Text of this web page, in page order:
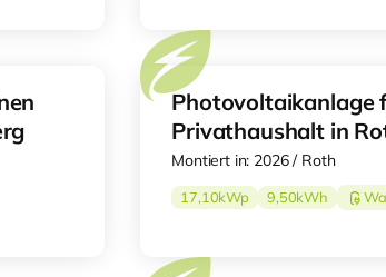
Photovoltaikanlage
Privathaushalt in
Montiert in: 2026 / Roth
17,10kWp 9,50kWh